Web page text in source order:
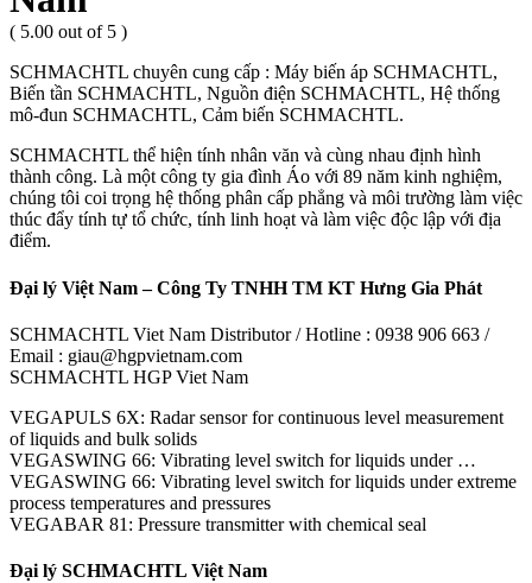
( 5.00 out of 5 )
SCHMACHTL chuyên cung cấp : Máy biến áp SCHMACHTL,
Biến tần SCHMACHTL, Nguồn điện SCHMACHTL, Hệ thống
mô-đun SCHMACHTL, Cảm biến SCHMACHTL.
SCHMACHTL thể hiện tính nhân văn và cùng nhau định hình
thành công. Là một công ty gia đình Áo với 89 năm kinh nghiệm,
chúng tôi coi trọng hệ thống phân cấp phẳng và môi trường làm việc
thúc đẩy tính tự tổ chức, tính linh hoạt và làm việc độc lập với địa
điểm.
Đại lý Việt Nam – Công Ty TNHH TM KT Hưng Gia Phát
SCHMACHTL Viet Nam Distributor / Hotline : 0938 906 663 /
Email : giau@hgpvietnam.com
SCHMACHTL HGP Viet Nam
VEGAPULS 6X: Radar sensor for continuous level measurement
of liquids and bulk solids
VEGASWING 66: Vibrating level switch for liquids under …
VEGASWING 66: Vibrating level switch for liquids under extreme
process temperatures and pressures
VEGABAR 81: Pressure transmitter with chemical seal
Đại lý SCHMACHTL Việt Nam